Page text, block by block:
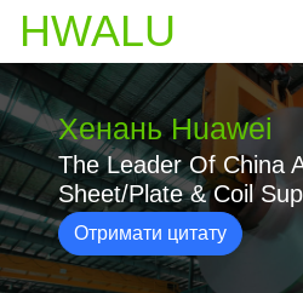
HWALU
Хенань Huawei
The Leader Of China
Sheet/Plate & Coil
Отримати цитату